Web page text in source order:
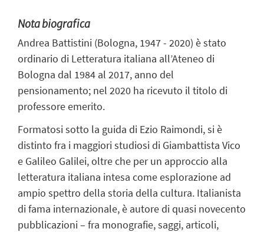
Nota biografica
Andrea Battistini (Bologna, 1947 - 2020) è stato
ordinario di Letteratura italiana all’Ateneo di
Bologna dal 1984 al 2017, anno del
pensionamento; nel 2020 ha ricevuto il titolo di
professore emerito.
Formatosi sotto la guida di Ezio Raimondi, si è
distinto fra i maggiori studiosi di Giambattista Vico
e Galileo Galilei, oltre che per un approccio alla
letteratura italiana intesa come esplorazione ad
ampio spettro della storia della cultura. Italianista
di fama internazionale, è autore di quasi novecento
pubblicazioni – fra monografie, saggi, articoli,